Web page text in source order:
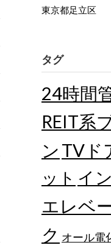
東京都足立区
タグ
24時間
REIT系
ン TVド
ット イ
エレベ
ク オール電